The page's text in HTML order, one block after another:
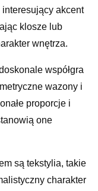
akcent
klosze lub
wnętrza.
współgra
wazony i
proporcje i
one
są tekstylia, takie
charakter